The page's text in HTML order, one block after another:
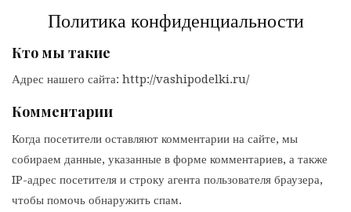
Политика конфиденциальности
Кто мы такие
Адрес нашего сайта: http://vashipodelki.ru/
Комментарии
Когда посетители оставляют комментарии на сайте, мы
собираем данные, указанные в форме комментариев, а также
IP-адрес посетителя и строку агента пользователя браузера,
чтобы помочь обнаружить спам.